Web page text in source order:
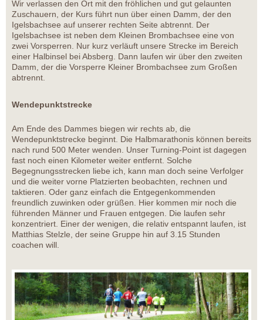
Wir verlassen den Ort mit den fröhlichen und gut gelaunten
Zuschauern, der Kurs führt nun über einen Damm, der den
Igelsbachsee auf unserer rechten Seite abtrennt. Der
Igelsbachsee ist neben dem Kleinen Brombachsee eine von
zwei Vorsperren. Nur kurz verläuft unsere Strecke im Bereich
einer Halbinsel bei Absberg. Dann laufen wir über den zweiten
Damm, der die Vorsperre Kleiner Brombachsee zum Großen
abtrennt.
Wendepunktstrecke
Am Ende des Dammes biegen wir rechts ab, die
Wendepunktstrecke beginnt. Die Halbmarathonis können bereits
nach rund 500 Meter wenden. Unser Turning-Point ist dagegen
fast noch einen Kilometer weiter entfernt. Solche
Begegnungsstrecken liebe ich, kann man doch seine Verfolger
und die weiter vorne Platzierten beobachten, rechnen und
taktieren. Oder ganz einfach die Entgegenkommenden
freundlich zuwinken oder grüßen. Hier kommen mir noch die
führenden Männer und Frauen entgegen. Die laufen sehr
konzentriert. Einer der wenigen, die relativ entspannt laufen, ist
Matthias Stelzle, der seine Gruppe hin auf 3.15 Stunden
coachen will.